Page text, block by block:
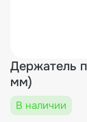
Держатель
мм)
В наличии